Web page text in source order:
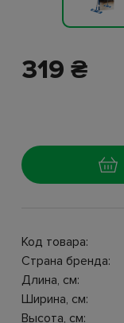
319 ₴
Код товара:
Страна бренда:
Длина, см:
Ширина, см:
Высота, см: